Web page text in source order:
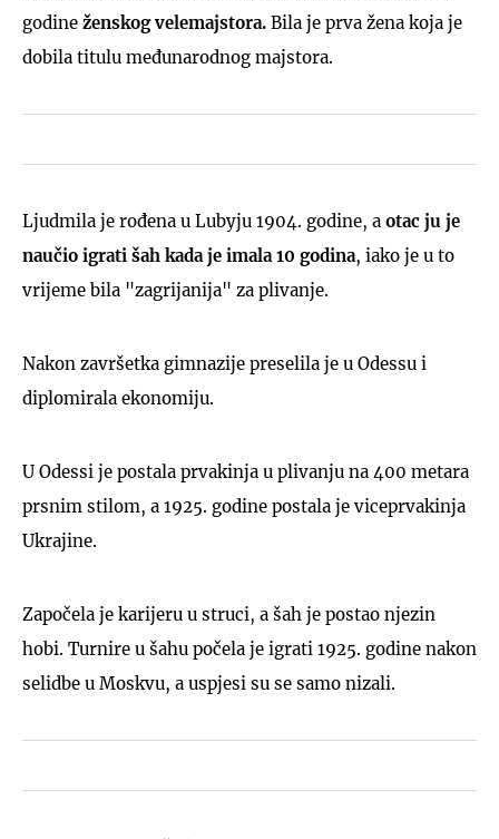
godine ženskog velemajstora. Bila je prva žena koja je
dobila titulu međunarodnog majstora.
Ljudmila je rođena u Lubyju 1904. godine, a otac ju je
naučio igrati šah kada je imala 10 godina, iako je u to
vrijeme bila "zagrijanija" za plivanje.
Nakon završetka gimnazije preselila je u Odessu i
diplomirala ekonomiju.
U Odessi je postala prvakinja u plivanju na 400 metara
prsnim stilom, a 1925. godine postala je viceprvakinja
Ukrajine.
Započela je karijeru u struci, a šah je postao njezin
hobi. Turnire u šahu počela je igrati 1925. godine nakon
selidbe u Moskvu, a uspjesi su se samo nizali.